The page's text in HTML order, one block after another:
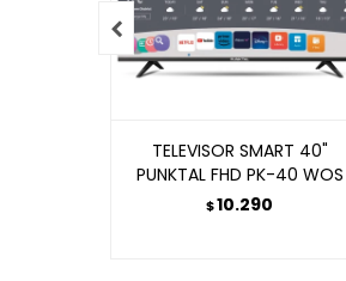
TELEVISOR SMART 40"
PUNKTAL FHD PK-40 WOS
$10.290
